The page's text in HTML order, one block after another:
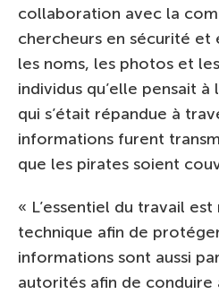
collaboration avec la
chercheurs en sécurité et
les noms, les photos et
individus qu’elle pensait à
qui s’était répandue à
informations furent
que les pirates soient
« L’essentiel du travail
technique afin de
informations sont aussi
autorités afin de conduire